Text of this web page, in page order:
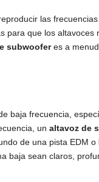
las
para que los altavoces
subwooferes a
baja frecuencia,
un altavoz de
de una pista EDM
baja sean claros,